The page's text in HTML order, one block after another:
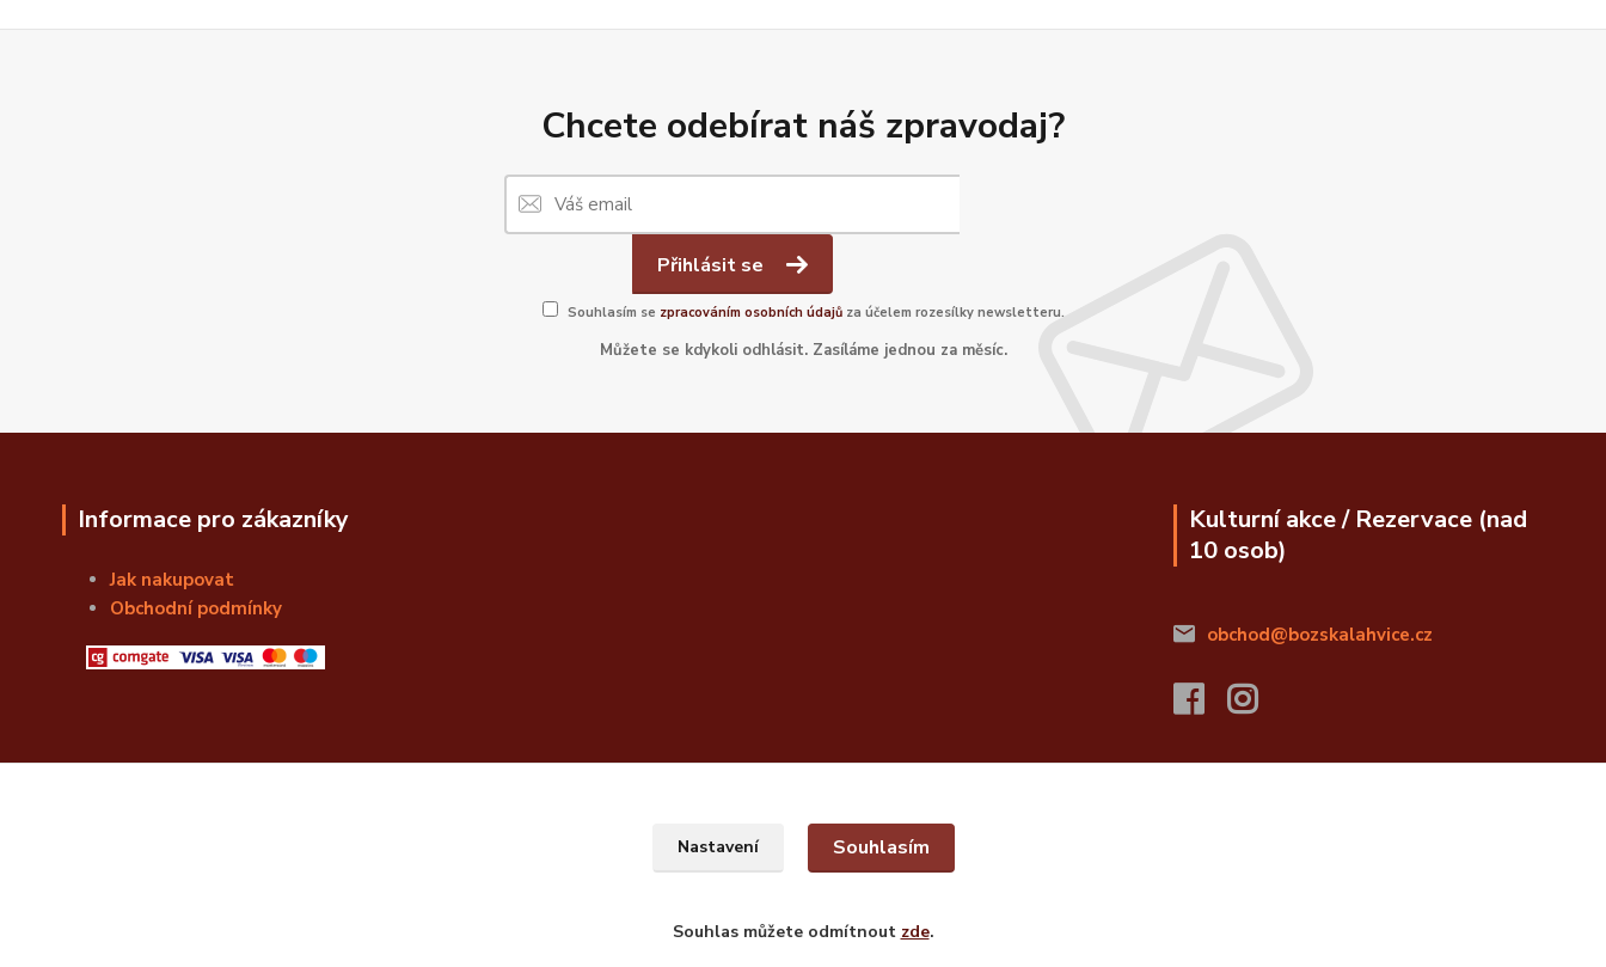
Chcete odebírat náš zpravodaj?
Přihlásit se
Souhlasím se zpracováním osobních údajůza účelem rozesílky newsletteru.
Můžete se kdykoli odhlásit. Zasíláme jednou za měsíc.
Informace pro zákazníky
Jak nakupovat
Obchodní podmínky
Kulturní akce / Rezervace (nad
10 osob)
obchod@bozskalahvice.cz
Nastavení Souhlasím
Souhlas můžete odmítnout zde.